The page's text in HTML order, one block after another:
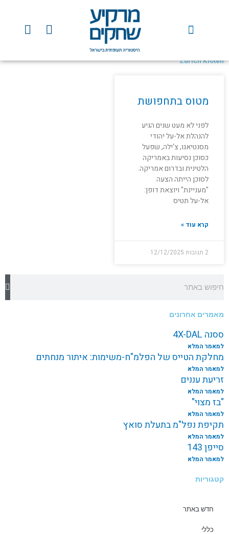
F
a
e
Y
o
t Zurich Kloten
מטוס בתחפושת
לפני לא מעט שנים הגיע
להנהלת אל-על יהודי
מסנטיאגו, צ'ילה, שפעל
כסוכן נסיעות באמריקה
הלטינית ובדרום אמריקה.
לסוכן הייתה הצעה
"מעניינת" ויוצאת דופן:
אל-על תטיס
קרא עוד »
2 תגובות 12/12/2025
מאמרים אחרונים
ססנה 4X-DAL
למאמר המלא
מחלקת הטייס של הפלמ"ח-משימות: איתור מנחתים
למאמר המלא
זריעת עננים
למאמר המלא
"בז מצוי"
למאמר המלא
תקיפת נפל"מ בתעלת סואץ
למאמר המלא
סייפן 143
למאמר המלא
קטגוריות
חדש באתר
כללי